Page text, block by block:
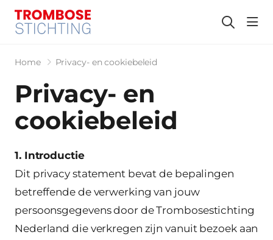
Home Privacy- en cookiebeleid
Privacy- en
cookiebeleid
1. Introductie
Dit privacy statement bevat de bepalingen
betreffende de verwerking van jouw
persoonsgegevens door de Trombosestichting
Nederland die verkregen zijn vanuit bezoek aan